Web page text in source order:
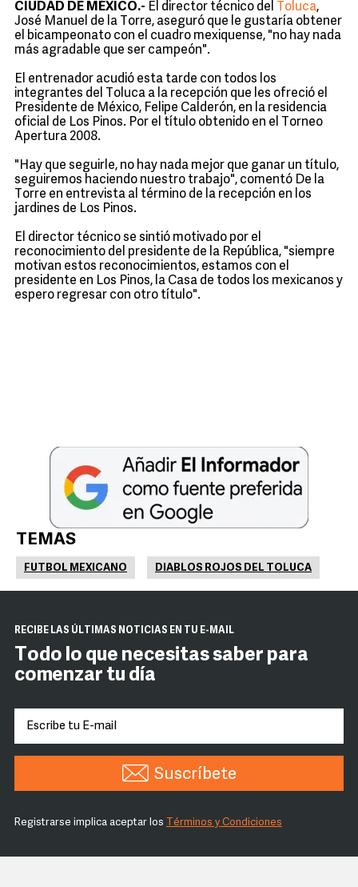
CIUDAD DE MÉXICO.- El director técnico del Toluca,
José Manuel de la Torre, aseguró que le gustaría obtener
el bicampeonato con el cuadro mexiquense, "no hay nada
más agradable que ser campeón".
El entrenador acudió esta tarde con todos los
integrantes del Toluca a la recepción que les ofreció el
Presidente de México, Felipe Calderón, en la residencia
oficial de Los Pinos. Por el título obtenido en el Torneo
Apertura 2008.
"Hay que seguirle, no hay nada mejor que ganar un título,
seguiremos haciendo nuestro trabajo", comentó De la
Torre en entrevista al término de la recepción en los
jardines de Los Pinos.
El director técnico se sintió motivado por el
reconocimiento del presidente de la República, "siempre
motivan estos reconocimientos, estamos con el
presidente en Los Pinos, la Casa de todos los mexicanos y
espero regresar con otro título".
TEMAS
FUTBOL MEXICANO DIABLOS ROJOS DEL TOLUCA
RECIBE LAS ÚLTIMAS NOTICIAS EN TU E-MAIL
Todo lo que necesitas saber para
comenzar tu día
Suscríbete
Registrarse implica aceptar los Términos y Condiciones